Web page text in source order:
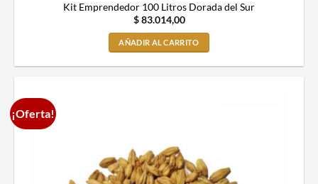
Kit Emprendedor 100 Litros Dorada del Sur
$83.014,00
AÑADIR AL CARRITO
¡Oferta!